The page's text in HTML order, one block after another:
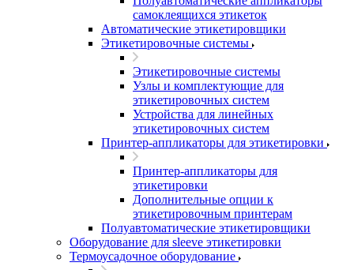
самоклеящихся этикеток
Автоматические этикетировщики
Этикетировочные системы
Этикетировочные системы
Узлы и комплектующие для
этикетировочных систем
Устройства для линейных
этикетировочных систем
Принтер-аппликаторы для этикетировки
Принтер-аппликаторы для
этикетировки
Дополнительные опции к
этикетировочным принтерам
Полуавтоматические этикетировщики
Оборудование для sleeve этикетировки
Термоусадочное оборудование